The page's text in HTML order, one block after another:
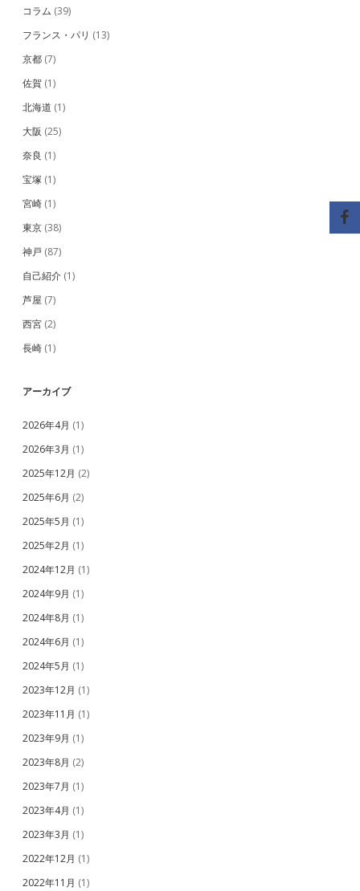
コラム (39)
フランス・パリ (13)
京都 (7)
佐賀 (1)
北海道 (1)
大阪 (25)
奈良 (1)
宝塚 (1)
宮崎 (1)
東京 (38)
神戸 (87)
自己紹介 (1)
芦屋 (7)
西宮 (2)
長崎 (1)
アーカイブ
2026年4月 (1)
2026年3月 (1)
2025年12月 (2)
2025年6月 (2)
2025年5月 (1)
2025年2月 (1)
2024年12月 (1)
2024年9月 (1)
2024年8月 (1)
2024年6月 (1)
2024年5月 (1)
2023年12月 (1)
2023年11月 (1)
2023年9月 (1)
2023年8月 (2)
2023年7月 (1)
2023年4月 (1)
2023年3月 (1)
2022年12月 (1)
2022年11月 (1)